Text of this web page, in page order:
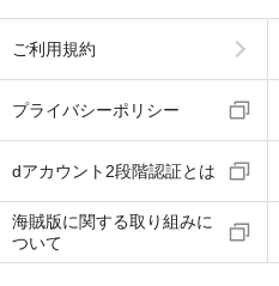
ご利用規約
プライバシーポリシー
dアカウント2段階認証とは
海賊版に関する取り組みに
ついて